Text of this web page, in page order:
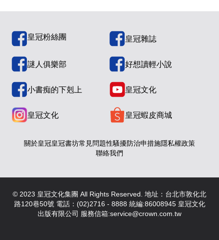
皇冠粉絲團 皇冠雜誌
謎人俱樂部 好想讀輕小說
小書痴的下剋上 皇冠文化
皇冠文化 皇冠蝦皮商城
關於皇冠皇冠書坊常見問題性騷擾防治申措施隱私權政策
聯絡我們
© 2023 皇冠文化集團 All Rights Reserved. 地址：台北市敦化北
路120巷50號 電話：(02)2716 - 8888 統編:86008945 皇冠文化
出版有限公司 服務信箱:service@crown.com.tw